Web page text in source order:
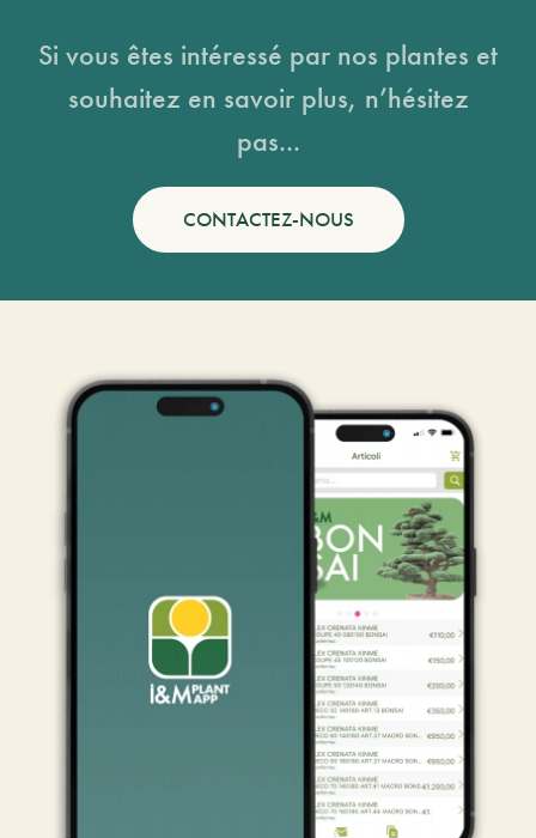
Si vous êtes intéressé par nos plantes et
souhaitez en savoir plus, n’hésitez
pas...
CONTACTEZ-NOUS